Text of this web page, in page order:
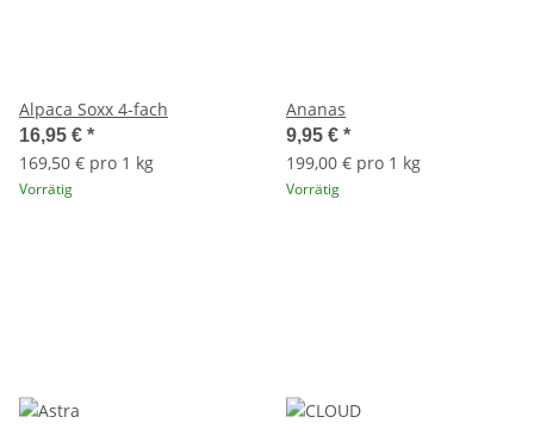
Alpaca Soxx 4-fach
16,95 € *
169,50 € pro 1 kg
Vorrätig
Ananas
9,95 € *
199,00 € pro 1 kg
Vorrätig